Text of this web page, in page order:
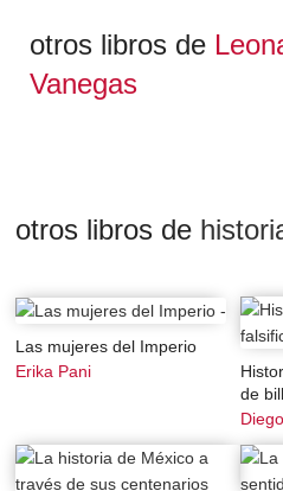
procesos que han limitado y
otros libros de
Vanegas
otros libros de
Las mujeres del Imperio
Erika Pani
de